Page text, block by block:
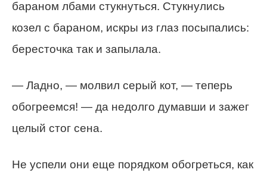
бараном лбами стукнуться. Стукнулись
козел с бараном, искры из глаз посыпались:
бересточка так и запылала.
— Ладно, — молвил серый кот, — теперь
обогреемся! — да недолго думавши и зажег
целый стог сена.
Не успели они еще порядком обогреться, как